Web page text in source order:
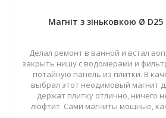
Магніт з зіньковкою Ø D25
Делал ремонт в ванной и встал
закрыть нишу с водомерами и
потайную панель из плитки. В
выбрал этот неодимовый магнит
держат плитку отлично, ничего
люфтит. Сами магниты мощные,